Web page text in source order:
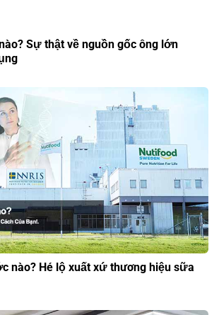
Sự thật về nguồn gốc ông lớn
nào? Hé lộ xuất xứ thương hiệu sữa